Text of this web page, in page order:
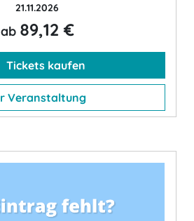
21.11.2026
ab 89,12 €
Tickets kaufen
Veranstaltung